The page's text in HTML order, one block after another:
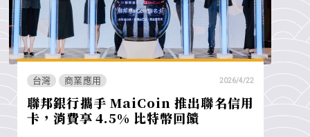
台灣 商業應用 2026/4/22
聯邦銀行攜手 MaiCoin 推出聯名信用
卡，消費享 4.5% 比特幣回饋